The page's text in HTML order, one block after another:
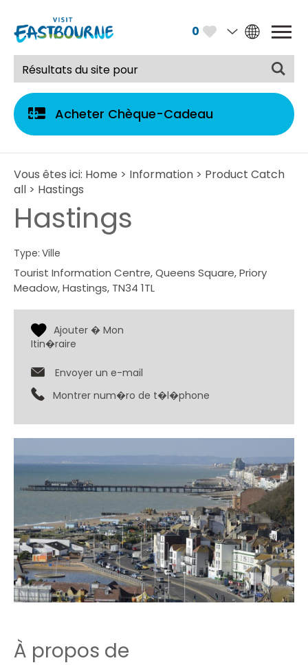
0
Acheter Chèque-Cadeau
Vous êtes ici: Home > Information > Product Catch
all > Hastings
Hastings
Type: Ville
Tourist Information Centre,Queens Square,Priory
Meadow,Hastings, TN34 1TL
Envoyer un e-mail
Montrer num�ro de t�l�phone
À propos de